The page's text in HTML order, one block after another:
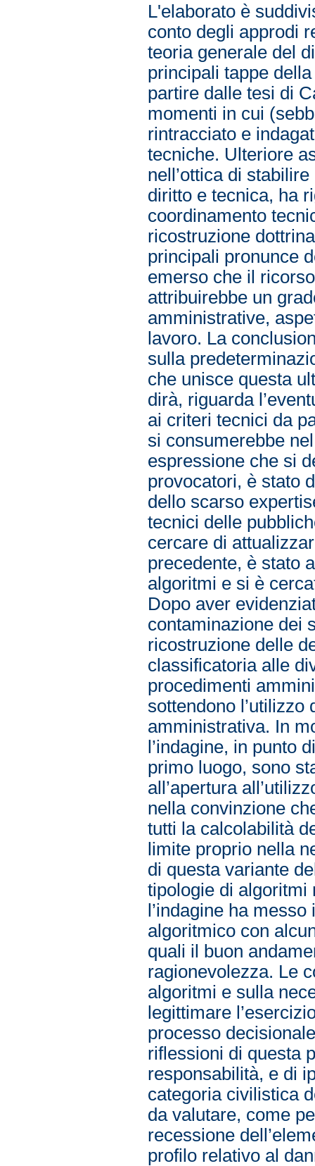
L'elaborato è
conto degli approdi
teoria generale del
principali tappe
partire dalle tesi di
momenti in cui
rintracciato e
tecniche. Ulteriore
nell’ottica di
diritto e tecnica, ha
coordinamento
ricostruzione
principali pronunce
emerso che il
attribuirebbe un
amministrative,
lavoro. La
sulla
che unisce questa
dirà, riguarda
ai criteri tecnici da
si consumerebbe
espressione che si
provocatori, è stato
dello scarso
tecnici delle
cercare di
precedente, è stato
algoritmi e si è
Dopo aver
contaminazione dei
ricostruzione delle
classificatoria alle
procedimenti
sottendono l’utilizzo
amministrativa. In
l’indagine, in punto
primo luogo, sono
all’apertura
nella convinzione
tutti la calcolabilità
limite proprio nella
di questa variante
tipologie di algoritmi
l’indagine ha
algoritmico con
quali il buon
ragionevolezza. Le
algoritmi e sulla
legittimare
processo
riflessioni di questa
responsabilità, e di
categoria civilistica
da valutare, come
recessione
profilo relativo al